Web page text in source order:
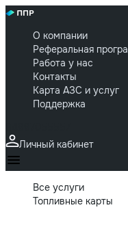
О компании
Реферальная
Работа у нас
Контакты
Карта АЗС и услуг
Поддержка
Личный кабинет
Все услуги
Топливные карты